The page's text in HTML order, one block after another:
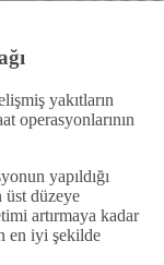
yakıtların
operasyonlarının
yapıldığı
üst düzeye
artırmaya kadar
en iyi şekilde